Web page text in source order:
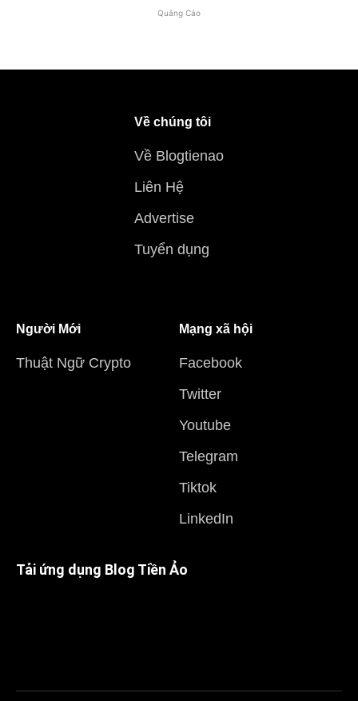
Quảng Cáo
Về chúng tôi
Về Blogtienao
Liên Hệ
Advertise
Tuyển dụng
Người Mới
Thuật Ngữ Crypto
Mạng xã hội
Facebook
Twitter
Youtube
Telegram
Tiktok
LinkedIn
Tải ứng dụng Blog Tiền Ảo